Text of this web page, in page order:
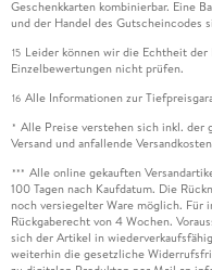
Geschenkkarten kombinierbar. Eine
und der Handel des Gutscheincodes
15 Leider können wir die Echtheit
Einzelbewertungen nicht prüfen.
16 Alle Informationen zur
* Alle Preise verstehen sich inkl. der
Versand und anfallende
*** Alle online gekauften
100 Tagen nach Kaufdatum. Die
noch versiegelter Ware möglich.
Rückgaberecht von 4 Wochen.
sich der Artikel in
weiterhin die gesetzliche